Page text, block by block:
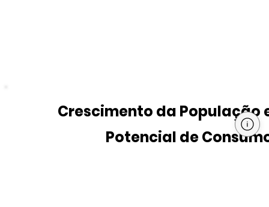
Crescimento da População
Potencial de